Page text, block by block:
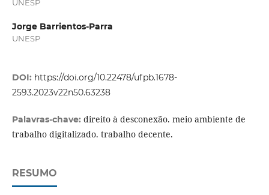
UNESP
Jorge Barrientos-Parra
UNESP
DOI: https://doi.org/10.22478/ufpb.1678-
2593.2023v22n50.63238
Palavras-chave: direito à desconexão. meio ambiente de
trabalho digitalizado. trabalho decente.
RESUMO